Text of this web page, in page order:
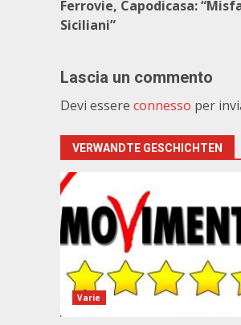
Ferrovie, Capodicasa:
Siciliani”
Lascia un commento
Devi essere connesso per
VERWANDTE GESCHICHTEN
Varie